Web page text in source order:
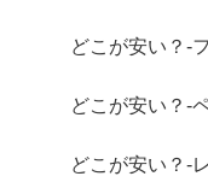
どこが安い？-
どこが安い？-
どこが安い？-